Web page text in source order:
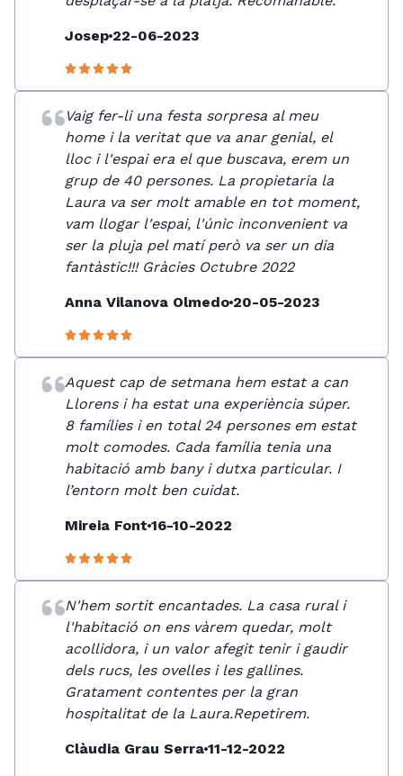
Josep 22-06-2023
Vaig fer-li una festa sorpresa al meu
home i la veritat que va anar genial, el
lloc i l'espai era el que buscava, erem un
grup de 40 persones. La propietaria la
Laura va ser molt amable en tot moment,
vam llogar l'espai, l'únic inconvenient va
ser la pluja pel matí però va ser un dia
fantàstic!!! Gràcies Octubre 2022
Anna Vilanova Olmedo 20-05-2023
Aquest cap de setmana hem estat a can
Llorens i ha estat una experiència súper.
8 famílies i en total 24 persones em estat
molt comodes. Cada família tenia una
habitació amb bany i dutxa particular. I
l’entorn molt ben cuidat.
Mireia Font 16-10-2022
N'hem sortit encantades. La casa rural i
l'habitació on ens vàrem quedar, molt
acollidora, i un valor afegit tenir i gaudir
dels rucs, les ovelles i les gallines.
Gratament contentes per la gran
hospitalitat de la Laura.Repetirem.
Clàudia Grau Serra 11-12-2022